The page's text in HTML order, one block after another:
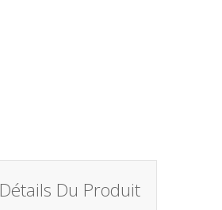
Détails Du Produit